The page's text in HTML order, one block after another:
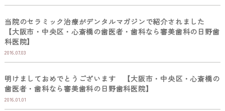
当院のセラミック治療がデンタルマガジンで紹介されました
【大阪市・中央区・心斎橋の歯医者・歯科なら審美歯科の日野歯
科医院】
2016.07.03
明けましておめでとうございます 【大阪市・中央区・心斎橋の
歯医者・歯科なら審美歯科の日野歯科医院】
2016.01.01